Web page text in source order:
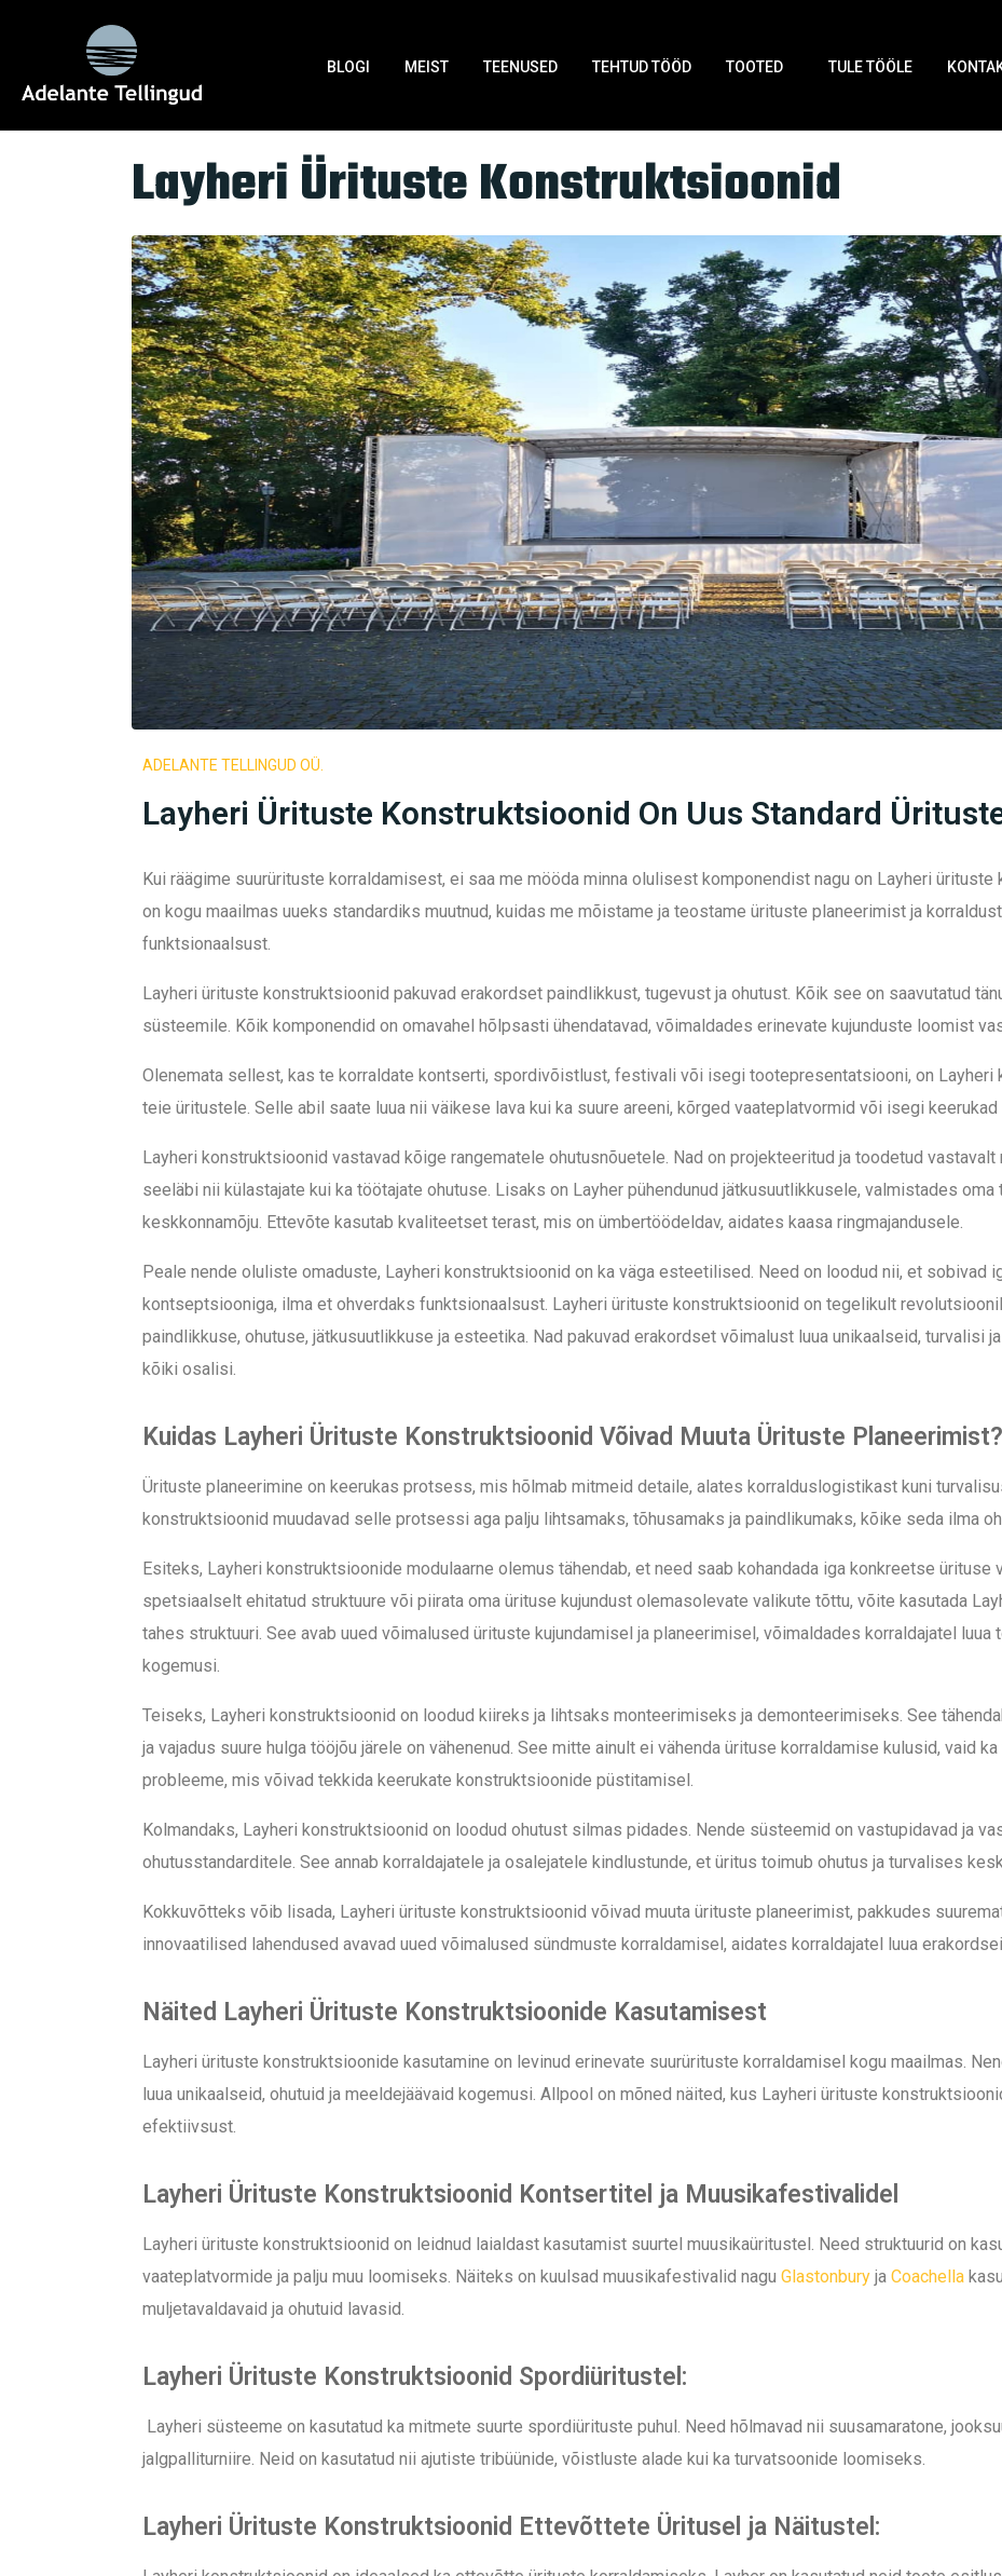
BLOGI MEIST TEENUSED TEHTUD TÖÖD TOOTED TULE TÖÖLE
Silt:
Home
Layheri Ürituste Konstruktsioonid
ADELANTE TELLINGUD OÜ.
Layheri Ürituste Konstruktsioonid On Uus Standard
Kui räägime suurürituste korraldamisest, ei saa me mööda minna olulisest komponendist nagu on Layheri
on kogu maailmas uueks standardiks muutnud, kuidas me mõistame ja teostame ürituste planeerimist ja
funktsionaalsust.
Layheri ürituste konstruktsioonid pakuvad erakordset paindlikkust, tugevust ja ohutust. Kõik see on saavutatud
süsteemile. Kõik komponendid on omavahel hõlpsasti ühendatavad, võimaldades erinevate kujunduste loomist
Olenemata sellest, kas te korraldate kontserti, spordivõistlust, festivali või isegi tootepresentatsiooni, on Layheri
teie üritustele. Selle abil saate luua nii väikese lava kui ka suure areeni, kõrged vaateplatvormid või isegi
Layheri konstruktsioonid vastavad kõige rangematele ohutusnõuetele. Nad on projekteeritud ja toodetud
seeläbi nii külastajate kui ka töötajate ohutuse. Lisaks on Layher pühendunud jätkusuutlikkusele, valmistades
keskkonnamõju. Ettevõte kasutab kvaliteetset terast, mis on ümbertöödeldav, aidates kaasa ringmajandusele.
Peale nende oluliste omaduste, Layheri konstruktsioonid on ka väga esteetilised. Need on loodud nii, et sobivad
kontseptsiooniga, ilma et ohverdaks funktsionaalsust. Layheri ürituste konstruktsioonid on tegelikult
paindlikkuse, ohutuse, jätkusuutlikkuse ja esteetika. Nad pakuvad erakordset võimalust luua unikaalseid, turvalisi
kõiki osalisi.
Kuidas Layheri Ürituste Konstruktsioonid Võivad Muuta Ürituste Planeerimist?
Ürituste planeerimine on keerukas protsess, mis hõlmab mitmeid detaile, alates korralduslogistikast kuni
konstruktsioonid muudavad selle protsessi aga palju lihtsamaks, tõhusamaks ja paindlikumaks, kõike seda ilma
Esiteks, Layheri konstruktsioonide modulaarne olemus tähendab, et need saab kohandada iga konkreetse
spetsiaalselt ehitatud struktuure või piirata oma ürituse kujundust olemasolevate valikute tõttu, võite kasutada
tahes struktuuri. See avab uued võimalused ürituste kujundamisel ja planeerimisel, võimaldades korraldajatel
kogemusi.
Teiseks, Layheri konstruktsioonid on loodud kiireks ja lihtsaks monteerimiseks ja demonteerimiseks. See
ja vajadus suure hulga tööjõu järele on vähenenud. See mitte ainult ei vähenda ürituse korraldamise kulusid, vaid
probleeme, mis võivad tekkida keerukate konstruktsioonide püstitamisel.
Kolmandaks, Layheri konstruktsioonid on loodud ohutust silmas pidades. Nende süsteemid on vastupidavad ja
ohutusstandarditele. See annab korraldajatele ja osalejatele kindlustunde, et üritus toimub ohutus ja turvalises
Kokkuvõtteks võib lisada, Layheri ürituste konstruktsioonid võivad muuta ürituste planeerimist, pakkudes
innovaatilised lahendused avavad uued võimalused sündmuste korraldamisel, aidates korraldajatel luua
Näited Layheri Ürituste Konstruktsioonide Kasutamisest
Layheri ürituste konstruktsioonide kasutamine on levinud erinevate suurürituste korraldamisel kogu maailmas.
luua unikaalseid, ohutuid ja meeldejäävaid kogemusi. Allpool on mõned näited, kus Layheri ürituste
efektiivsust.
Layheri Ürituste Konstruktsioonid Kontsertitel ja Muusikafestivalidel
Layheri ürituste konstruktsioonid on leidnud laialdast kasutamist suurtel muusikaüritustel. Need struktuurid on
vaateplatvormide ja palju muu loomiseks. Näiteks on kuulsad muusikafestivalid nagu Glastonbury ja Coachella
muljetavaldavaid ja ohutuid lavasid.
Layheri Ürituste Konstruktsioonid Spordiüritustel:
Layheri süsteeme on kasutatud ka mitmete suurte spordiürituste puhul. Need hõlmavad nii suusamaratone,
jalgpalliturniire. Neid on kasutatud nii ajutiste tribüünide, võistluste alade kui ka turvatsoonide loomiseks.
Layheri Ürituste Konstruktsioonid Ettevõttete Üritusel ja Näitustel: